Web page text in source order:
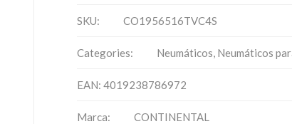
SKU: CO1956516TVC4S
Categories: Neumáticos, Neumáticos
EAN: 4019238786972
Marca: CONTINENTAL